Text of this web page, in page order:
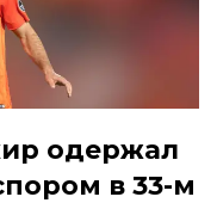
одержал
в 33-м